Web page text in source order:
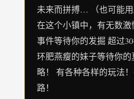
未来而拼搏… （也可能
在这个小镇中，有无数
事件等待你的发掘 超过30
环肥燕瘦的妹子等待你
略！ 有各种各样的玩法
路！